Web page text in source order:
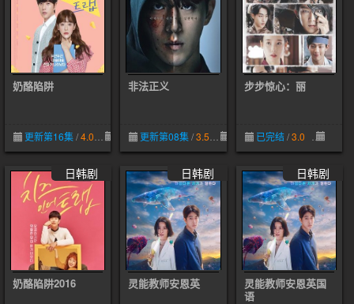
奶酪陷阱
更新第16集/4.0 05-11
非法正义
更新第08集/3.5 05-07
步步惊心：丽
已完结/3.0
日韩剧
奶酪陷阱2016
日韩剧
灵能教师安恩英
日韩剧
灵能教师安恩英国
语